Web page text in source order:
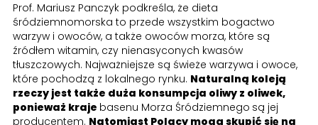
Prof. Mariusz Panczyk podkreśla, że dieta
śródziemnomorska to przede wszystkim bogactwo
warzyw i owoców, a także owoców morza, które są
źródłem witamin, czy nienasyconych kwasów
tłuszczowych. Najważniejsze są świeże warzywa i owoce,
które pochodzą z lokalnego rynku. Naturalną koleją
rzeczy jest także duża konsumpcja oliwy z oliwek,
ponieważ kraje basenu Morza Śródziemnego są jej
producentem. Natomiast Polacy mogą skupić się na